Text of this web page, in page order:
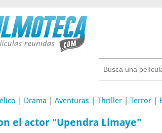
Drama Aventuras Thriller| Terror|
el actor "Upendra Limaye"